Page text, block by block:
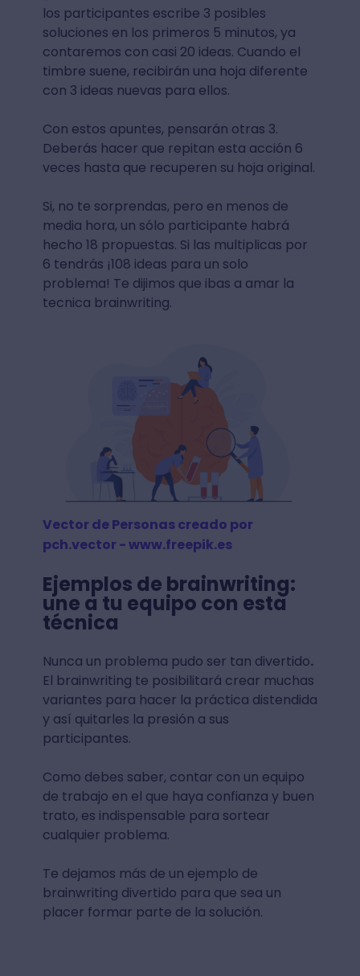
los participantes escribe 3 posibles
soluciones en los primeros 5 minutos, ya
contaremos con casi 20 ideas. Cuando el
timbre suene, recibirán una hoja diferente
con 3 ideas nuevas para ellos.
Con estos apuntes, pensarán otras 3.
Deberás hacer que repitan esta acción 6
veces hasta que recuperen su hoja original.
Si, no te sorprendas, pero en menos de
media hora, un sólo participante habrá
hecho 18 propuestas. Si las multiplicas por
6 tendrás ¡108 ideas para un solo
problema! Te dijimos que ibas a amar la
tecnica brainwriting.
Vector de Personas creado por
pch.vector - www.freepik.es
Ejemplos de brainwriting:
une a tu equipo con esta
técnica
Nunca un problema pudo ser tan divertido.
El brainwriting te posibilitará crear muchas
variantes para hacer la práctica distendida
y así quitarles la presión a sus
participantes.
Como debes saber, contar con un equipo
de trabajo en el que haya confianza y buen
trato, es indispensable para sortear
cualquier problema.
Te dejamos más de un ejemplo de
brainwriting divertido para que sea un
placer formar parte de la solución.